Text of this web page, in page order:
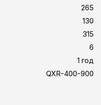
265
130
315
6
1 год
QXR-400-900